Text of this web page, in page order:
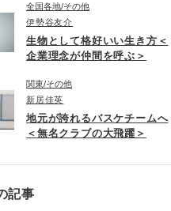
全国各地 その他
伊勢谷友介
生物として格好いい生き方＜
企業理念が仲間を呼ぶ＞
関東 その他
新居佳英
地元が誇れるバスケチームへ
＜無名クラブの大飛躍＞
記事